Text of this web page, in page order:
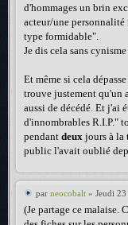
d'hommages un brin
acteur/une
type formidable".
Je dis cela sans
Et même si cela
trouve justement qu'un
aussi de décédé. Et j'ai
d'innombrables R.I.P."
pendant deux jours à la
public l'avait oublié
par neocobalt » Jeudi
(Je partage ce malaise.